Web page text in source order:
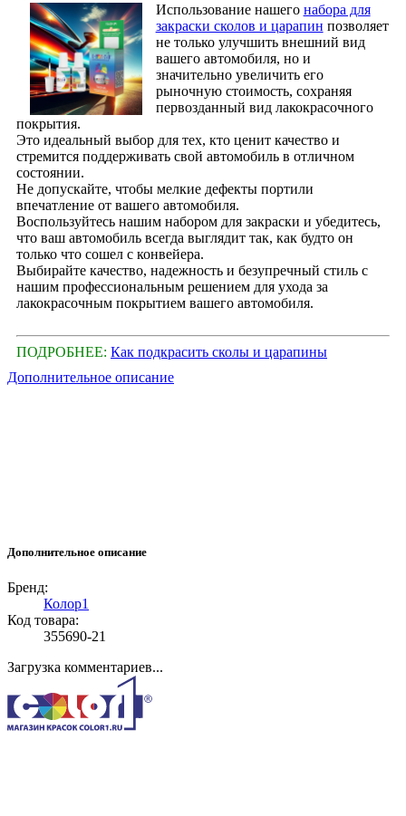
Использование нашего набора для
закраски сколов и царапин позволяет
не только улучшить внешний вид
вашего автомобиля, но и
значительно увеличить его
рыночную стоимость, сохраняя
первозданный вид лакокрасочного
покрытия.
Это идеальный выбор для тех, кто ценит качество и
стремится поддерживать свой автомобиль в отличном
состоянии.
Не допускайте, чтобы мелкие дефекты портили
впечатление от вашего автомобиля.
Воспользуйтесь нашим набором для закраски и убедитесь,
что ваш автомобиль всегда выглядит так, как будто он
только что сошел с конвейера.
Выбирайте качество, надежность и безупречный стиль с
нашим профессиональным решением для ухода за
лакокрасочным покрытием вашего автомобиля.
ПОДРОБНЕЕ: Как подкрасить сколы и царапины
Дополнительное описание
Дополнительное описание
Бренд:
Колор1
Код товара:
355690-21
Загрузка комментариев...